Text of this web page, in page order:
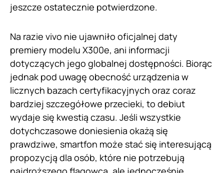
jeszcze ostatecznie potwierdzone.
Na razie vivo nie ujawniło oficjalnej daty
premiery modelu X300e, ani informacji
dotyczących jego globalnej dostępności. Biorąc
jednak pod uwagę obecność urządzenia w
licznych bazach certyfikacyjnych oraz coraz
bardziej szczegółowe przecieki, to debiut
wydaje się kwestią czasu. Jeśli wszystkie
dotychczasowe doniesienia okażą się
prawdziwe, smartfon może stać się interesującą
propozycją dla osób, które nie potrzebują